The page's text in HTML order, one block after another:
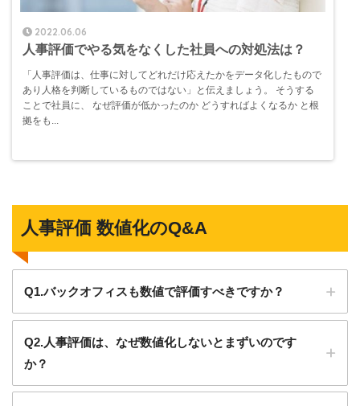
2022.06.06
人事評価でやる気をなくした社員への対処法は？
「人事評価は、仕事に対してどれだけ応えたかをデータ化したもので
あり人格を判断しているものではない」と伝えましょう。 そうする
ことで社員に、 なぜ評価が低かったのか どうすればよくなるか と根
拠をも...
人事評価 数値化のQ&A
Q1.バックオフィスも数値で評価すべきですか？
Q2.人事評価は、なぜ数値化しないとまずいのです
か？